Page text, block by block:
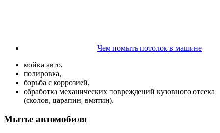
Чем помыть потолок в машине
мойка авто,
полировка,
борьба с коррозией,
обработка механических повреждений кузовного отсека
(сколов, царапин, вмятин).
Мытье автомобиля